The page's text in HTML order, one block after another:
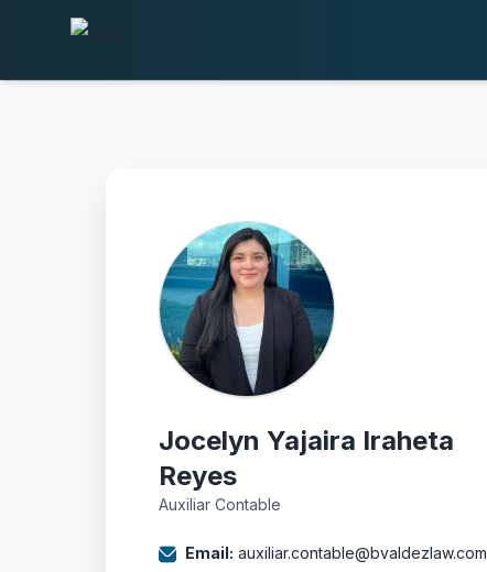
Jocelyn Yajaira Iraheta
Reyes
Auxiliar Contable
Email: auxiliar.contable@bvaldezlaw.com